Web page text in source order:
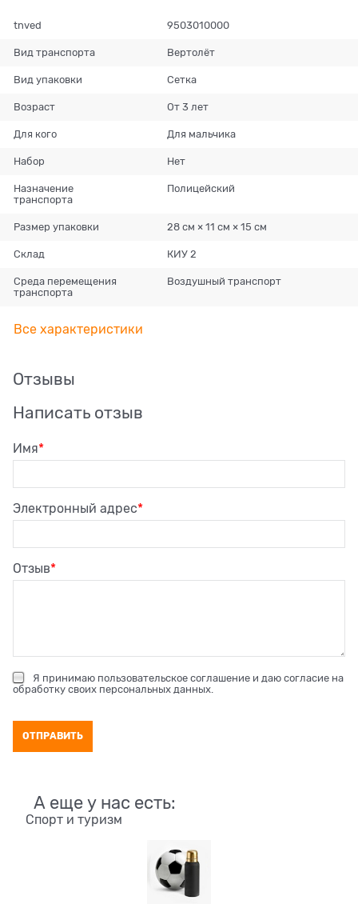
tnved 9503010000
Вид транспорта Вертолёт
Вид упаковки Сетка
Возраст От 3 лет
Для кого Для мальчика
Набор Нет
Назначение
транспорта
Полицейский
Размер упаковки 28 см × 11 см × 15 см
Склад КИУ 2
Среда перемещения
транспорта
Воздушный транспорт
Все характеристики
Отзывы
Написать отзыв
Имя
Электронный адрес
Отзыв
Я принимаю пользовательское соглашение и даю согласие на
обработку своих персональных данных.
А еще у нас есть:
Спорт и туризм